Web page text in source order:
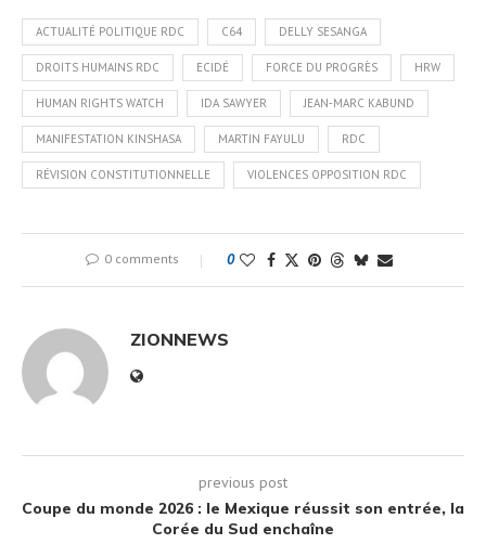
ACTUALITÉ POLITIQUE RDC C64 DELLY SESANGA
DROITS HUMAINS RDC ECIDÉ FORCE DU PROGRÈS HRW
HUMAN RIGHTS WATCH IDA SAWYER JEAN‑MARC KABUND
MANIFESTATION KINSHASA MARTIN FAYULU RDC
RÉVISION CONSTITUTIONNELLE VIOLENCES OPPOSITION RDC
0 comments 0
ZIONNEWS
previous post
Coupe du monde 2026 : le Mexique réussit son entrée, la
Corée du Sud enchaîne